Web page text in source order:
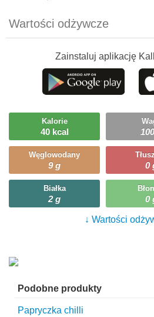
Wartości odżywcze
Szczegółówe informacje
Ciekawostki
Ile możesz zjeść?
Przepisy
Zainstaluj aplikację
Kalorie
40 kcal
Węglowodany
9 g 0
Białka
2 g 0
↓ Wartości
Podobne produkty
Papryczka chilli